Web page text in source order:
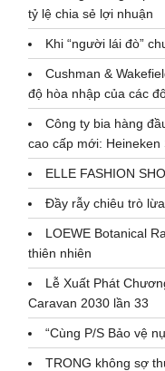
tỷ lệ chia sẻ lợi nhuận
Khi “người lái đò”
Cushman &
độ hòa nhập của các
Công ty bia hàng
cao cấp mới:
ELLE FASHION
Đầy rẫy chiêu trò
LOEWE Botanical
thiên nhiên
Lễ Xuất Phát
Caravan 2030 lần 33
“Cùng P/S Bảo vệ
TRONG không sợ